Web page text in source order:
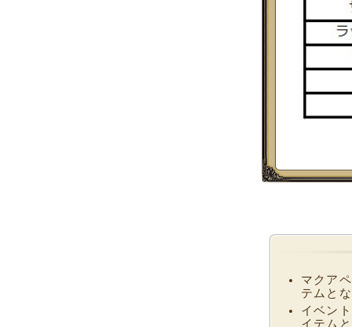
マクア
テムと
イベン
イテム